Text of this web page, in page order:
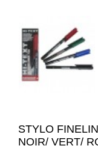
STYLO
NOIR/ VERT/